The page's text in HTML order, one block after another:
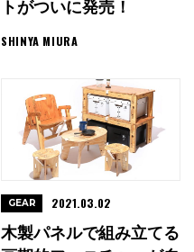
トがついに発売！
SHINYA MIURA
木製パネルで組み立てる
GEAR 2021.03.02